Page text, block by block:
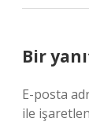
Bir
E-posta
ile